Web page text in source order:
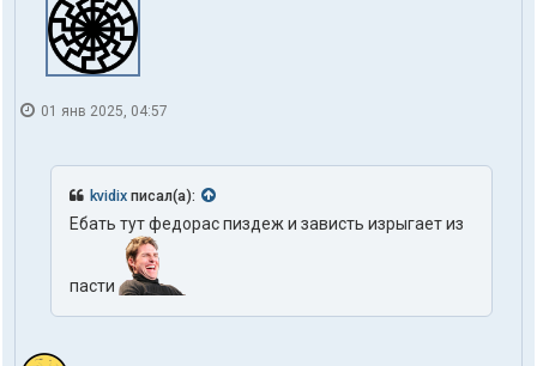
01 янв 2025, 04:57
kvidix писал(а):
Ебать тут федорас пиздеж и зависть изрыгает из
пасти